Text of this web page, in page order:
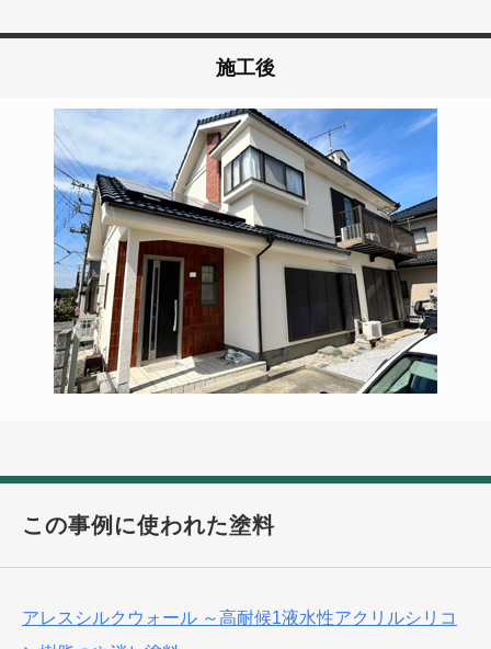
施工後
この事例に使われた塗料
アレスシルクウォール ～高耐候1液水性アクリルシリコ